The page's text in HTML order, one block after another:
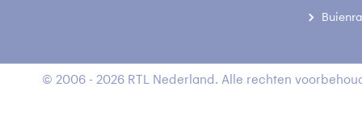
© 2006 - 2026 RTL Nederland. Alle rechten